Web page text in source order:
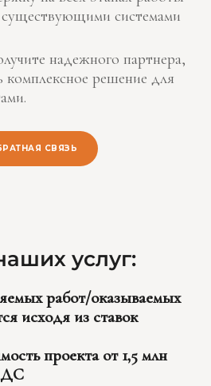
системами
надежного партнера,
решение для
СВЯЗЬ
услуг:
работ/оказываемых
исходя из ставок
проекта от 1,5 млн